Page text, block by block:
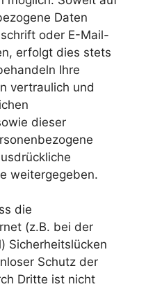
Daten
oder E-Mail-
erfolgt dies stets
Ihre
vertraulich und
dieser
weitergegeben.
die
(z.B. bei der
Sicherheitslücken
Schutz der
Dritte ist nicht